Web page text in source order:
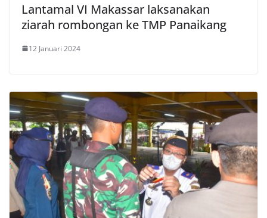
Lantamal VI Makassar laksanakan
ziarah rombongan ke TMP Panaikang
12 Januari 2024